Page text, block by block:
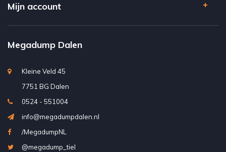
Mijn account
Megadump Dalen
Kleine Veld 45
7751 BG Dalen
0524 - 551004
info@megadumpdalen.nl
/MegadumpNL
@megadump_tiel